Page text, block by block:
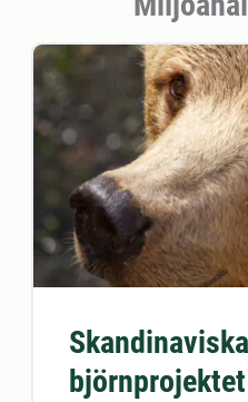
Skandinaviska
björnprojektet